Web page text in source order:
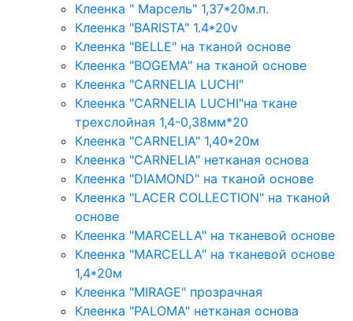
Клеенка " Марсель" 1,37*20м.п.
Клеенка "BARISTA" 1.4*20v
Клеенка "BELLE" на тканой основе
Клеенка "BOGEMA" на тканой основе
Клеенка "CARNELIA LUCHI"
Клеенка "CARNELIA LUCHI"на ткане
трехслойная 1,4-0,38мм*20
Клеенка "CARNELIA" 1,40*20м
Клеенка "CARNELIA" нетканая основа
Клеенка "DIAMOND" на тканой основе
Клеенка "LACER COLLECTION" на тканой
основе
Клеенка "MARCELLA" на тканевой основе
Клеенка "MARCELLA" на тканевой основе
1,4*20м
Клеенка "MIRAGE" прозрачная
Клеенка "PALOMA" нетканая основа